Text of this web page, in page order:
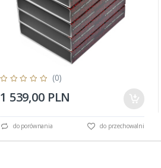
(0)
1 539,00 PLN
do porównania do przechowalni